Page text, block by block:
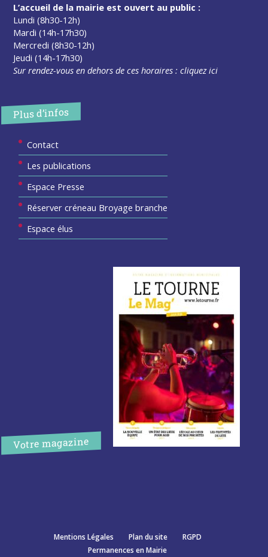
L’accueil de la mairie est ouvert au public :
Lundi (8h30-12h)
Mardi (14h-17h30)
Mercredi (8h30-12h)
Jeudi (14h-17h30)
Sur rendez-vous en dehors de ces horaires :cliquez ici
Plus d’infos
Contact
Les publications
Espace Presse
Réserver créneau Broyage branche
Espace élus
Votre magazine
Mentions Légales Plan du site
RGPD
Permanences en Mairie